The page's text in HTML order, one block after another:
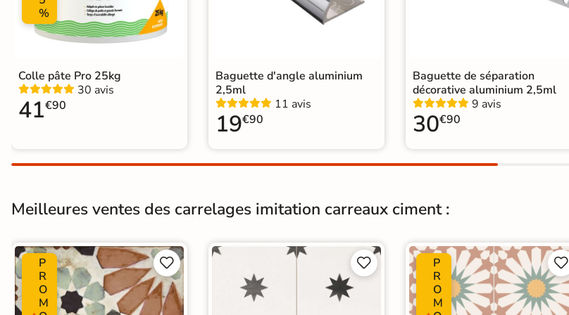
Catégories
Carrelage carreaux de ciment Carrelage 33x33 cm
Carrelage sol cuisine
%
Colle pâte Pro 25kg
30 avis
41€90
Baguette d'angle aluminium
2,5ml
11 avis
19€90
Baguette de séparation
décorative aluminium 2,5ml
9 avis
30€90
Meilleures ventes des carrelages imitation carreaux ciment :
P
R
O
M

 

P
R
O
M

